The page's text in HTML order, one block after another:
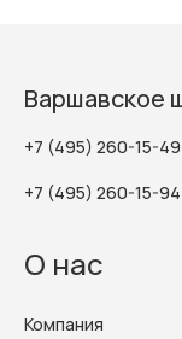
Варшавское
+7 (495) 260-15-49
+7 (495) 260-15-94
О нас
Компания